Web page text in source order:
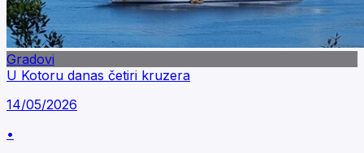
Gradovi
U Kotoru danas četiri kruzera
14/05/2026
•